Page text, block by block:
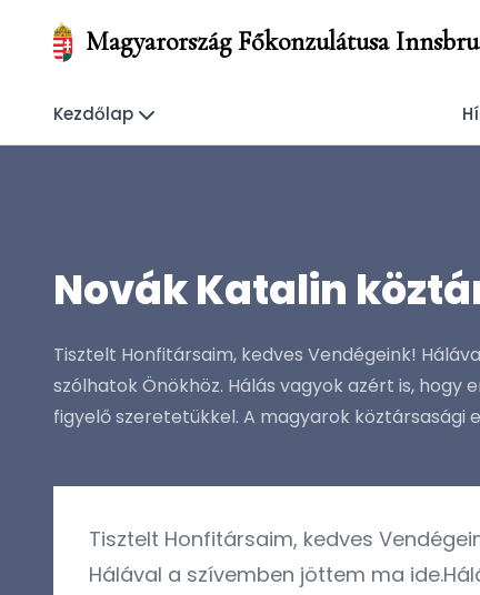
Magyarország Főkonzulátusa
Kezdőlap
Novák Katalin
Tisztelt Honfitársaim, kedves Vendégeink!
szólhatok Önökhöz. Hálás vagyok azért is,
figyelő szeretetükkel. A magyarok köztársasági
Tisztelt Honfitársaim, kedves
Hálával a szívemben jöttem ma